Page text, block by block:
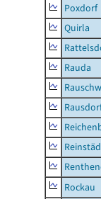
Poxdorf
Quirla
Rauda
Rockau